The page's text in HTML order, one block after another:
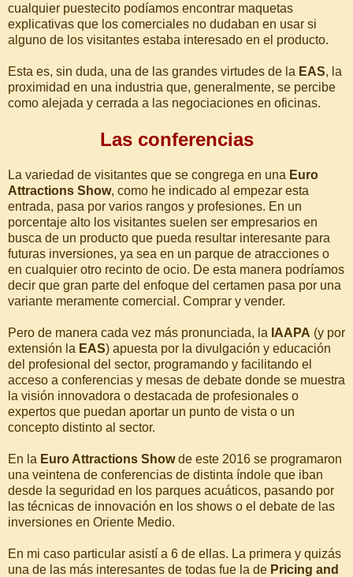
cualquier puestecito podíamos encontrar maquetas
explicativas que los comerciales no dudaban en usar si
alguno de los visitantes estaba interesado en el producto.
Esta es, sin duda, una de las grandes virtudes de la EAS, la
proximidad en una industria que, generalmente, se percibe
como alejada y cerrada a las negociaciones en oficinas.
Las conferencias
La variedad de visitantes que se congrega en una Euro
Attractions Show, como he indicado al empezar esta
entrada, pasa por varios rangos y profesiones. En un
porcentaje alto los visitantes suelen ser empresarios en
busca de un producto que pueda resultar interesante para
futuras inversiones, ya sea en un parque de atracciones o
en cualquier otro recinto de ocio. De esta manera podríamos
decir que gran parte del enfoque del certamen pasa por una
variante meramente comercial. Comprar y vender.
Pero de manera cada vez más pronunciada, la IAAPA (y por
extensión la EAS) apuesta por la divulgación y educación
del profesional del sector, programando y facilitando el
acceso a conferencias y mesas de debate donde se muestra
la visión innovadora o destacada de profesionales o
expertos que puedan aportar un punto de vista o un
concepto distinto al sector.
En la Euro Attractions Showde este 2016 se programaron
una veintena de conferencias de distinta índole que iban
desde la seguridad en los parques acuáticos, pasando por
las técnicas de innovación en los shows o el debate de las
inversiones en Oriente Medio.
En mi caso particular asistí a 6 de ellas. La primera y quizás
una de las más interesantes de todas fue la de Pricing and